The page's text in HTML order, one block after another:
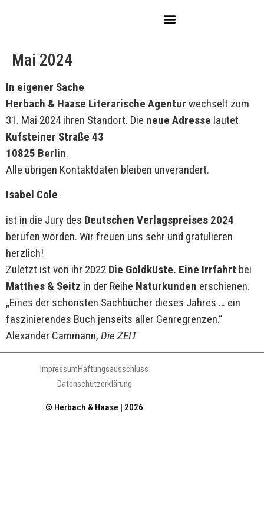
Mai 2024
In eigener Sache
Herbach & Haase Literarische Agentur wechselt zum
31. Mai 2024 ihren Standort. Die neue Adresse lautet
Kufsteiner Straße 43
10825 Berlin.
Alle übrigen Kontaktdaten bleiben unverändert.
Isabel Cole
ist in die Jury des Deutschen Verlagspreises 2024
berufen worden. Wir freuen uns sehr und gratulieren
herzlich!
Zuletzt ist von ihr 2022 Die Goldküste. Eine Irrfahrt bei
Matthes & Seitz in der Reihe Naturkunden erschienen.
„Eines der schönsten Sachbücher dieses Jahres … ein
faszinierendes Buch jenseits aller Genregrenzen.“
Alexander Cammann, Die ZEIT
© Herbach & Haase | 2026
ImpressumHaftungsausschluss
Datenschutzerklärung